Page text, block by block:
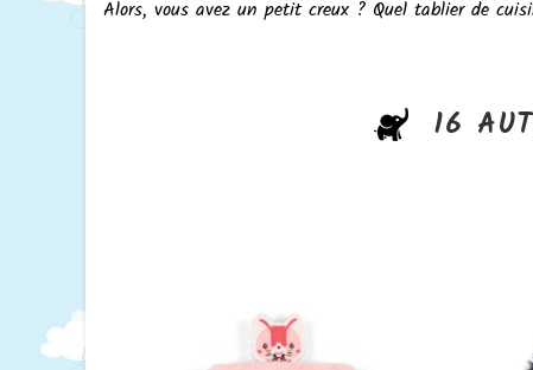
Alors, vous avez un petit creux ? Quel tablier de
16